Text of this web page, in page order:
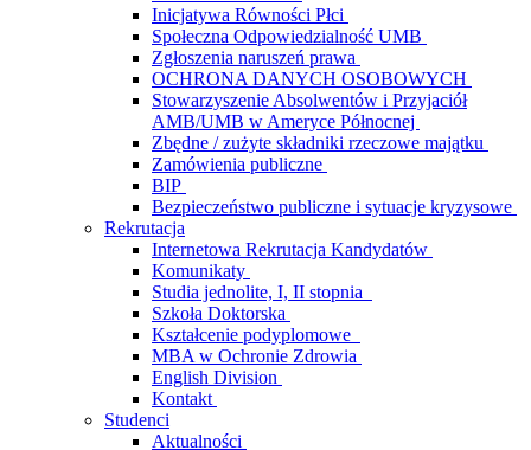
Inicjatywa Równości Płci
Społeczna Odpowiedzialność UMB
Zgłoszenia naruszeń prawa
OCHRONA DANYCH OSOBOWYCH
Stowarzyszenie Absolwentów i Przyjaciół
AMB/UMB w Ameryce Północnej
Zbędne / zużyte składniki rzeczowe majątku
Zamówienia publiczne
BIP
Bezpieczeństwo publiczne i sytuacje kryzysowe
Rekrutacja
Internetowa Rekrutacja Kandydatów
Komunikaty
Studia jednolite, I, II stopnia
Szkoła Doktorska
Kształcenie podyplomowe
MBA w Ochronie Zdrowia
English Division
Kontakt
Studenci
Aktualności